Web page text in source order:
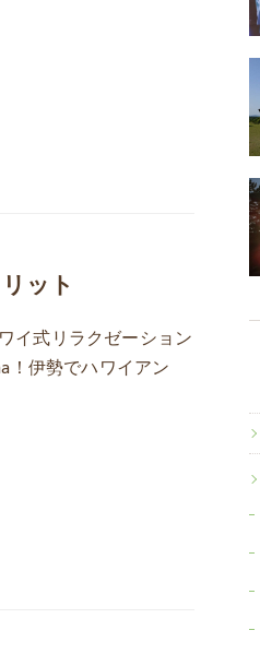
ット
イ式リラクゼーション
！伊勢でハワイアン